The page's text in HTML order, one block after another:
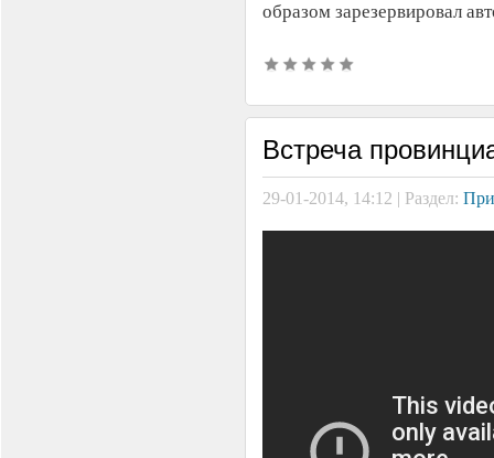
образом зарезервировал
Встреча
29-01-2014, 14:12 | Раздел: